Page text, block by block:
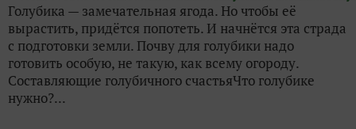
Голубика — замечательная ягода. Но чтобы её
вырастить, придётся попотеть. И начнётся эта страда
с подготовки земли. Почву для голубики надо
готовить особую, не такую, как всему огороду.
Составляющие голубичного счастьяЧто голубике
нужно?...